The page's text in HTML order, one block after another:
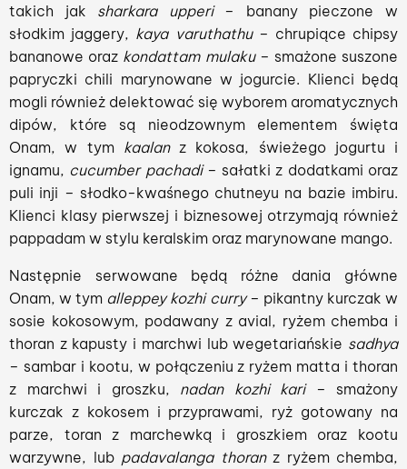
takich jak sharkara upperi– banany pieczone w
słodkim jaggery, kaya varuthathu– chrupiące chipsy
bananowe oraz kondattam mulaku– smażone suszone
papryczki chili marynowane w jogurcie. Klienci będą
mogli również delektować się wyborem aromatycznych
dipów, które są nieodzownym elementem święta
Onam, w tym kaalanz kokosa, świeżego jogurtu i
ignamu, cucumber pachadi– sałatki z dodatkami oraz
puli inji – słodko-kwaśnego chutneyu na bazie imbiru.
Klienci klasy pierwszej i biznesowej otrzymają również
pappadam w stylu keralskim oraz marynowane mango.
Następnie serwowane będą różne dania główne
Onam, w tym alleppey kozhi curry– pikantny kurczak w
sosie kokosowym, podawany z avial, ryżem chemba i
thoran z kapusty i marchwi lub wegetariańskie sadhya
– sambar i kootu, w połączeniu z ryżem matta i thoran
z marchwi i groszku, nadan kozhi kari– smażony
kurczak z kokosem i przyprawami, ryż gotowany na
parze, toran z marchewką i groszkiem oraz kootu
warzywne, lub padavalanga thoranz ryżem chemba,